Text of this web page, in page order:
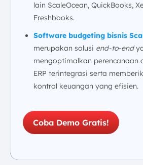
lain ScaleOcean, QuickBooks,
Freshbooks.
Software budgeting bisnis
merupakan solusi end-to-end
mengoptimalkan perencanaan
ERP terintegrasi serta
kontrol keuangan yang efisien.
Coba Demo Gratis!